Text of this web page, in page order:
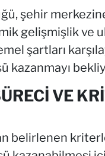
şehir
gelişmişlik ve
şartları
kazanmayı
VE
belirlenen